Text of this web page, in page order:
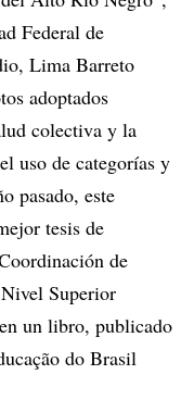
Federal de
Lima Barreto
adoptados
colectiva y la
uso de categorías y
pasado, este
tesis de
de
Superior
un libro, publicado
do Brasil